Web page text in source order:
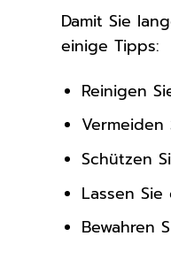
Damit Sie
einige Tipps:
Reinigen
Vermeiden
Schützen
Lassen
Bewahren